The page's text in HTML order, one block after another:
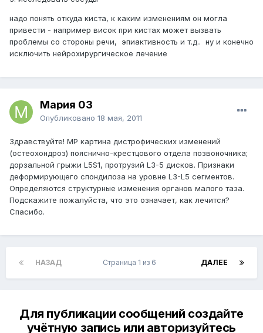
надо понять откуда киста, к каким изменениям он могла
привести - например висок при кистах может вызвать
проблемы со стороны речи, эпиактивность и т.д.. ну и конечно
исключить нейрохирургическое лечение
Мария 03
Опубликовано 18 мая, 2011
Здравствуйте! МР картина дистрофических изменений
(остеохондроз) пояснично-крестцового отдела позвоночника;
дорзальной грыжи L5S1, протрузий L3-5 дисков. Признаки
деформирующего спондилоза на уровне L3-L5 сегментов.
Определяются структурные изменения органов малого таза.
Подскажите пожалуйста, что это означает, как лечится?
Спасибо.
НАЗАД ДАЛЕЕ
Страница 1 из 6
Для публикации сообщений создайте
учётную запись или авторизуйтесь